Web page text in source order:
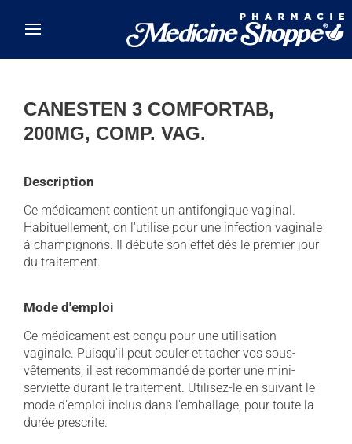
CANESTEN 3 COMFORTAB,
200MG, COMP. VAG.
Description
Ce médicament contient un antifongique vaginal.
Habituellement, on l'utilise pour une infection vaginale
à champignons. Il débute son effet dès le premier jour
du traitement.
Mode d'emploi
Ce médicament est conçu pour une utilisation
vaginale. Puisqu'il peut couler et tacher vos sous-
vêtements, il est recommandé de porter une mini-
serviette durant le traitement. Utilisez-le en suivant le
mode d'emploi inclus dans l'emballage, pour toute la
durée prescrite.